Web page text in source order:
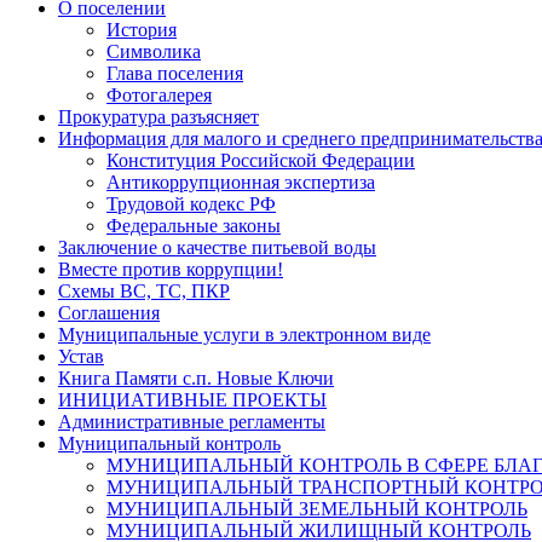
О поселении
История
Символика
Глава поселения
Фотогалерея
Прокуратура разъясняет
Информация для малого и среднего предпринимательства
Конституция Российской Федерации
Антикоррупционная экспертиза
Трудовой кодекс РФ
Федеральные законы
Заключение о качестве питьевой воды
Вместе против коррупции!
Схемы ВС, ТС, ПКР
Соглашения
Муниципальные услуги в электронном виде
Устав
Книга Памяти с.п. Новые Ключи
ИНИЦИАТИВНЫЕ ПРОЕКТЫ
Административные регламенты
Муниципальный контроль
МУНИЦИПАЛЬНЫЙ КОНТРОЛЬ В СФЕРЕ
МУНИЦИПАЛЬНЫЙ ТРАНСПОРТНЫЙ
МУНИЦИПАЛЬНЫЙ ЗЕМЕЛЬНЫЙ КОНТРОЛЬ
МУНИЦИПАЛЬНЫЙ ЖИЛИЩНЫЙ КОНТРОЛЬ